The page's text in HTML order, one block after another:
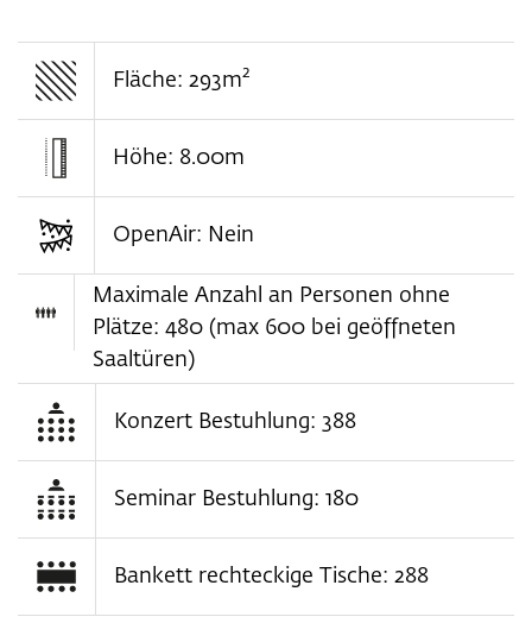
Fläche: 293m2
Höhe: 8.00m
OpenAir: Nein
Maximale Anzahl an Personen ohne
Plätze: 480 (max 600 bei geöffneten
Saaltüren)
Konzert Bestuhlung: 388
Seminar Bestuhlung: 180
Bankett rechteckige Tische: 288